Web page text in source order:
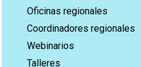
Oficinas regionales
Coordinadores regionales
Webinarios
Talleres